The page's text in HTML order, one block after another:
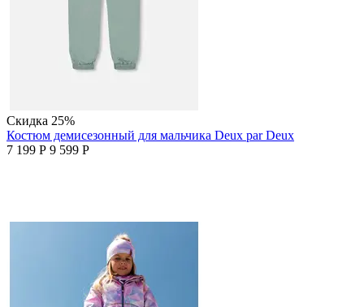
Скидка 25%
Костюм демисезонный для мальчика Deux par Deux
7 199 Р 9 599 Р